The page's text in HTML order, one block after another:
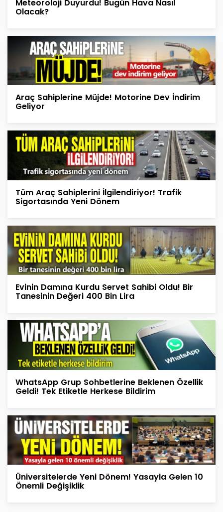
Meteoroloji Duyurdu! Bugün Hava Nasıl
Olacak?
Araç Sahiplerine Müjde! Motorine Dev İndirim
Geliyor
Tüm Araç Sahiplerini İlgilendiriyor! Trafik
Sigortasında Yeni Dönem
Evinin Damına Kurdu Servet Sahibi Oldu! Bir
Tanesinin Değeri 400 Bin Lira
WhatsApp Grup Sohbetlerine Beklenen Özellik
Geldi! Tek Etiketle Herkese Bildirim
Üniversitelerde Yeni Dönem! Yasayla Gelen 10
Önemli Değişiklik